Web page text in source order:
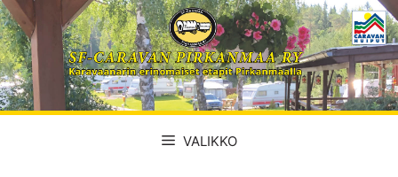
Siirry
sisältöön
VALIKKO